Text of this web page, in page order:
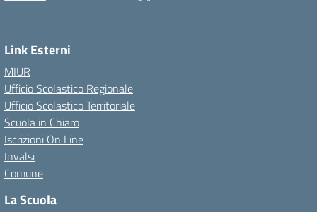
Link Esterni
MIUR
Ufficio Scolastico Regionale
Ufficio Scolastico Territoriale
Scuola in Chiaro
Iscrizioni On Line
Invalsi
Comune
La Scuola